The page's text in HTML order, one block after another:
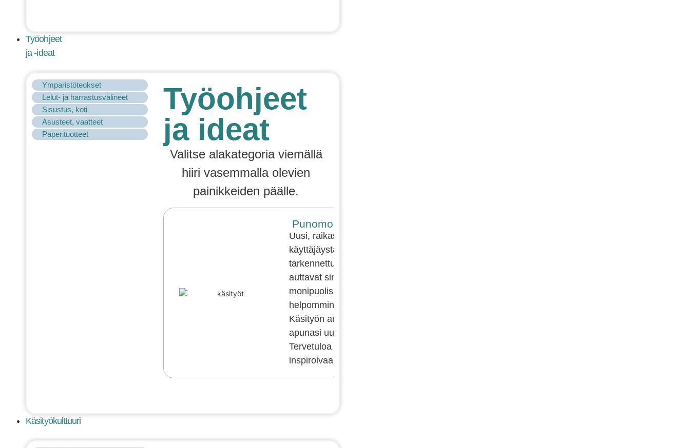
Työohjeet
ja -ideat
Ymparistöteokset
Lelut- ja harrastusvälineet
Sisustus, koti
Asusteet, vaatteet
Paperituotteet
Työohjeet
ja ideat
Valitse alakategoria viemällä
hiiri vasemmalla olevien
painikkeiden päälle.
Punomo on uudistunut!
Uusi, raikas ulkoasu, hiottu
käyttäjäystävällisyys ja
tarkennettu hakutoiminto
auttavat sinua löytämään
monipuolisia sisältöjä entistä
helpommin ja nopeammin.
Käsityön ammattilaiset ovat
apunasi uutta oppiessa.
Tervetuloa käsityön
inspiroivaan maailmaan!
Käsityökulttuuri